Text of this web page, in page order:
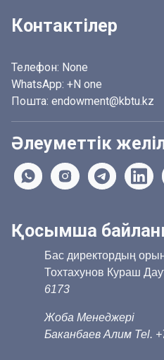
Контактілер
Телефон: None
WhatsApp: +N one
Пошта: endowment@kbtu.kz
Әлеуметтік
Қосымша
Бас директордың
Тохтахунов Кураш
6173
Жоба Менеджері
Баканбаев Алим Tel.